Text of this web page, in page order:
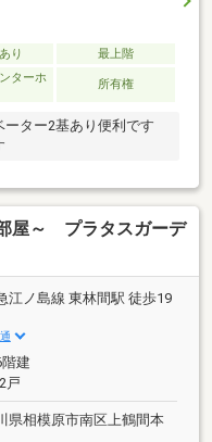
「マイホーム探しは今
です(^^)/お住まい探し
本知識」「住宅ローン
スお住まい探しは営業
り 最上階
ターホ
所有権
ター2基あり便利です
屋～ プラタスガーデ
江ノ島線 東林間駅 徒歩19
建
戸
県相模原市南区上鶴間本